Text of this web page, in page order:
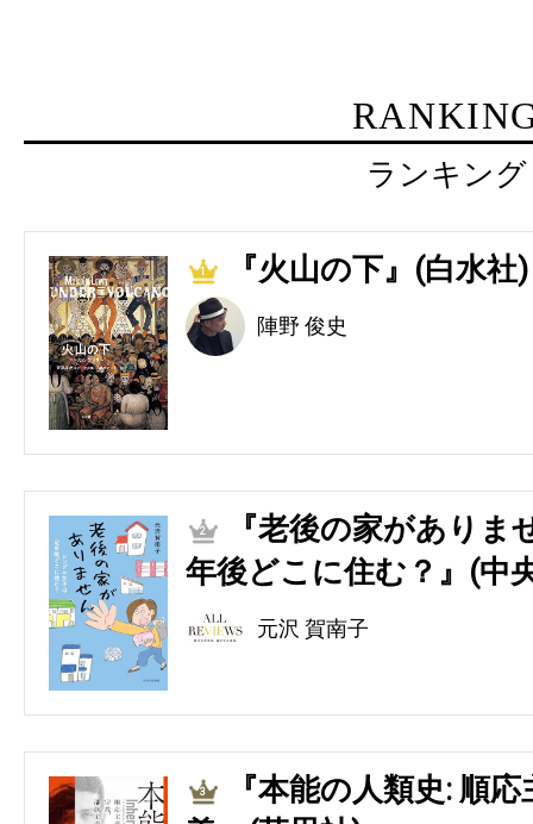
ランキング
1 『火山の下』(白水社)
陣野 俊史
2
『老後の家があり
年後どこに住む？』(中
元沢 賀南子
3
『本能の人類史: 順